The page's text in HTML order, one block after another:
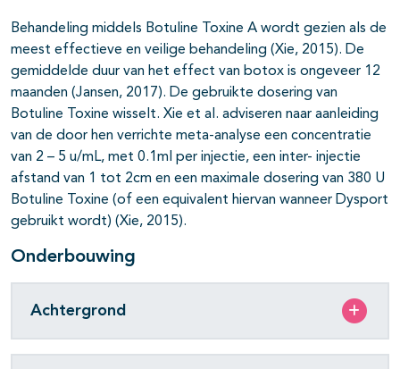
Behandeling middels Botuline Toxine A wordt gezien als de
meest effectieve en veilige behandeling (Xie, 2015). De
gemiddelde duur van het effect van botox is ongeveer 12
maanden (Jansen, 2017). De gebruikte dosering van
Botuline Toxine wisselt. Xie et al. adviseren naar aanleiding
van de door hen verrichte meta-analyse een concentratie
van 2 – 5 u/mL, met 0.1ml per injectie, een inter- injectie
afstand van 1 tot 2cm en een maximale dosering van 380 U
Botuline Toxine (of een equivalent hiervan wanneer Dysport
gebruikt wordt) (Xie, 2015).
Onderbouwing
Achtergrond